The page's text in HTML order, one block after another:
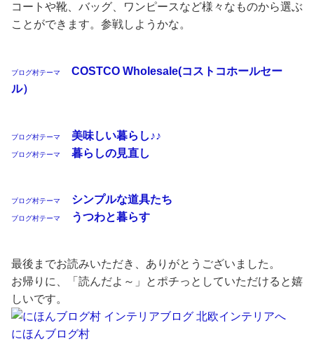
コートや靴、バッグ、ワンピースなど様々なものから選ぶ
ことができます。参戦しようかな。
ブログ村テーマ
COSTCO Wholesale(コストコホールセー
ル）
ブログ村テーマ 美味しい暮らし♪♪
ブログ村テーマ 暮らしの見直し
ブログ村テーマ シンプルな道具たち
ブログ村テーマ うつわと暮らす
最後までお読みいただき、ありがとうございました。
お帰りに、「読んだよ～」とポチっとしていただけると嬉
しいです。
にほんブログ村